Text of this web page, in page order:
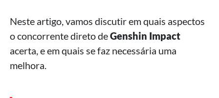
Neste artigo, vamos discutir em quais aspectos
o concorrente direto deGenshin Impact
acerta, e em quais se faz necessária uma
melhora.